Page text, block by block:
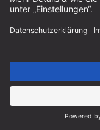
Widerrufsrecht
Über uns